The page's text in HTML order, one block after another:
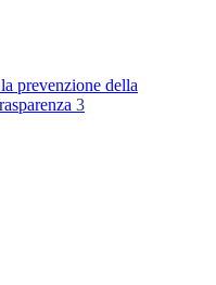
prevenzione della
3